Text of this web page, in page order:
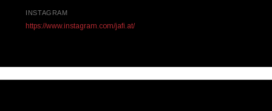
INSTAGRAM
https://www.instagram.com/jafi.at/